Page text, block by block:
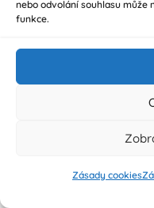
nebo odvolání souhlasu
funkce.
Zásady cookies